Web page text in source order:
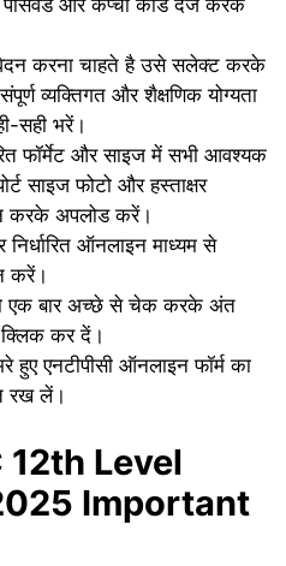
पासवर्ड और कैप्चा कोड दर्ज करके
करना चाहते है उसे सलेक्ट करके
व्यक्तिगत और शैक्षणिक योग्यता
सही भरें।
फॉर्मेट और साइज में सभी आवश्यक
साइज फोटो और हस्ताक्षर
करके अपलोड करें।
ऑनलाइन माध्यम से
करें।
एक बार अच्छे से चेक करके अंत
कर दें।
हुए एनटीपीसी ऑनलाइन फॉर्म का
रख लें।
12th Level
Important